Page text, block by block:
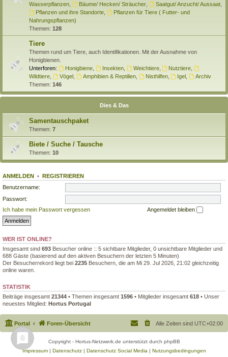
Wasserpflanzen
Bäume/ Hecken/ Sträucher, Saatgut/ Anzucht/ Aussaat,
Pflanzen und ihre Standorte,
Pflanzen für Tiere ( Futter- und
Nahrungspflanzen)
Themen: 128
Tiere
Themen rund um Tiere, auch Identifikationen. Mit der Ausnahme von
Honigbienen.
Unterforen:
Honigbiene, Insekten, Weichtiere, Nutztiere
Wildtiere
Vögel, Amphibien & Reptilien, Nisthilfen, Igel
Archiv
Themen: 146
Dies & Das
Samentauschpaket
Themen: 7
Biete / Suche / Tausche
Themen: 10
ANMELDEN • REGISTRIEREN
Benutzername:
Passwort:
Ich habe mein Passwort vergessen
Angemeldet bleiben
WER IST ONLINE?
Insgesamt sind 693 Besucher online :: 5 sichtbare Mitglieder, 0 unsichtbare Mitglieder und
688 Gäste (basierend auf den aktiven Besuchern der letzten 5 Minuten)
Der Besucherrekord liegt bei 2235 Besuchern, die am Mi 29. Jul 2026, 21:02 gleichzeitig
online waren.
STATISTIK
Beiträge insgesamt 21344 • Themen insgesamt 1596 • Mitglieder insgesamt 618 • Unser
neuestes Mitglied: Hortus Portugal
Portal Foren-Übersicht Alle Zeiten sind UTC+02:00
Copyright - Hortus-Netzwerk.de unterstützt durch phpBB
Impressum| Datenschutz| Datenschutz Social Media | Nutzungsbedingungen